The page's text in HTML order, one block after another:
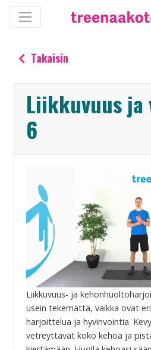
Takaisin
Liikkuvuus ja
6
Liikkuvuus- ja
usein tekemättä, vaikka ovat
harjoittelua ja hyvinvointia.
vetreyttävät koko kehoa ja